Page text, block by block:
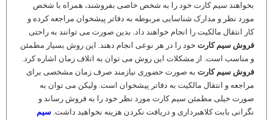
بخواهند سیم کارت خود را به شخص خاصی بفروشند، همراه با شخص
مورد نظر و مدارک شناسایی مربوطه به دفاتر پیشخوان مراجعه کرده و
کار انتقال مالکیت را انجام خواهند داد. بدین صورت می توانند به راحتی
فروش سیم کارت خود را در هر نوعی انجام دهند. این روش بسیار مطمئن
و مناسب است. از مشکلات این روش می توان به اتلاف زمان اشاره کرد.
فروش سیم کارت به صورت حضوری نیازمند صرف زمان مشخصی برای
مراجعه و انتقال مالکیت به دفاتر پیشخوان است. ولیکن می توان به
صورت خیلی مطمئن سیم کارت مورد نظر خود را به فروش رساند و
نگرانی بابت کلاهبرداری و دریافت نکردن هزینه نخواهید داشت. سیم